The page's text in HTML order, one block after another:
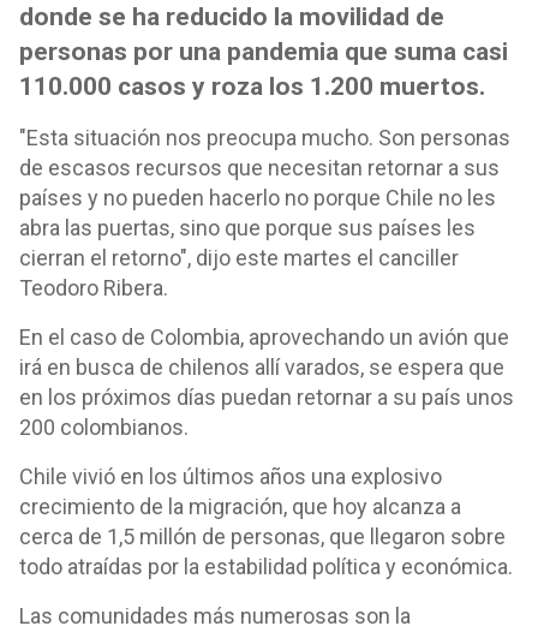
donde se ha reducido la movilidad de
personas por una pandemia que suma casi
110.000 casos y roza los 1.200 muertos.
"Esta situación nos preocupa mucho. Son personas
de escasos recursos que necesitan retornar a sus
países y no pueden hacerlo no porque Chile no les
abra las puertas, sino que porque sus países les
cierran el retorno", dijo este martes el canciller
Teodoro Ribera.
En el caso de Colombia, aprovechando un avión que
irá en busca de chilenos allí varados, se espera que
en los próximos días puedan retornar a su país unos
200 colombianos.
Chile vivió en los últimos años una explosivo
crecimiento de la migración, que hoy alcanza a
cerca de 1,5 millón de personas, que llegaron sobre
todo atraídas por la estabilidad política y económica.
Las comunidades más numerosas son la